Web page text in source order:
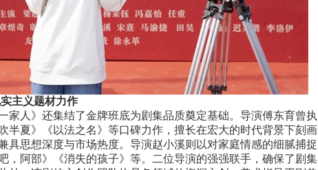
主义题材力作
家人》 还集结了金牌班底为剧集品质奠定基础。导演傅东育曾执
半夏》 《 以法之名》 等口碑力作，擅长在宏大的时代背景下刻画
具思想深度与市场热度。导演赵小溪则以对家庭情感的细腻捕捉
，阿部》 《消失的孩子》 等。 二位导演的强强联手，确保了剧集